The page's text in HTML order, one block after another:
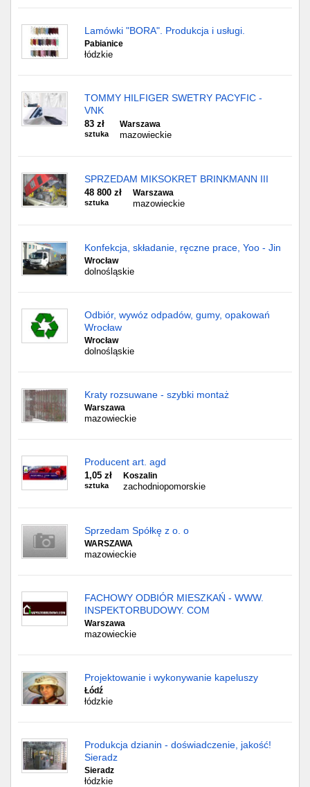
Lamówki "BORA". Produkcja i usługi.
Pabianice
łódzkie
TOMMY HILFIGER SWETRY PACYFIC -
VNK
83 zł
sztuka
Warszawa
mazowieckie
SPRZEDAM MIKSOKRET BRINKMANN III
48 800 zł
sztuka
Warszawa
mazowieckie
Konfekcja, składanie, ręczne prace, Yoo - Jin
Wrocław
dolnośląskie
Odbiór, wywóz odpadów, gumy, opakowań
Wrocław
Wrocław
dolnośląskie
Kraty rozsuwane - szybki montaż
Warszawa
mazowieckie
Producent art. agd
1,05 zł
sztuka
Koszalin
zachodniopomorskie
Sprzedam Spółkę z o. o
WARSZAWA
mazowieckie
FACHOWY ODBIÓR MIESZKAŃ - WWW.
INSPEKTORBUDOWY. COM
Warszawa
mazowieckie
Projektowanie i wykonywanie kapeluszy
Łódź
łódzkie
Produkcja dzianin - doświadczenie, jakość!
Sieradz
Sieradz
łódzkie